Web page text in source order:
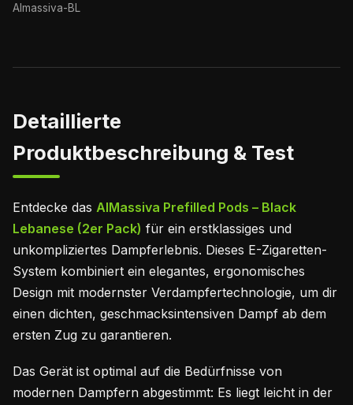
Almassiva-BL
Detaillierte
Produktbeschreibung & Test
Entdecke das AlMassiva Prefilled Pods – Black
Lebanese (2er Pack) für ein erstklassiges und
unkompliziertes Dampferlebnis. Dieses E-Zigaretten-
System kombiniert ein elegantes, ergonomisches
Design mit modernster Verdampfertechnologie, um dir
einen dichten, geschmacksintensiven Dampf ab dem
ersten Zug zu garantieren.
Das Gerät ist optimal auf die Bedürfnisse von
modernen Dampfern abgestimmt: Es liegt leicht in der